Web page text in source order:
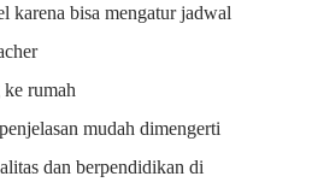
karena bisa mengatur jadwal
ke rumah
mudah dimengerti
dan berpendidikan di